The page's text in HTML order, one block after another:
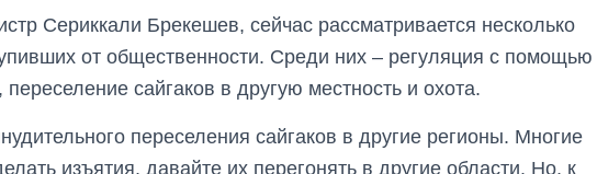
k
Сериккали Брекешев, сейчас рассматривается несколько
от общественности. Среди них – регуляция с помощью
переселение сайгаков в другую местность и охота.
переселения сайгаков в другие регионы. Многие
изъятия, давайте их перегонять в другие области. Но, к